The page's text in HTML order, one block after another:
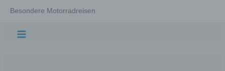
InhaltBesondere Motorradreisen
Main